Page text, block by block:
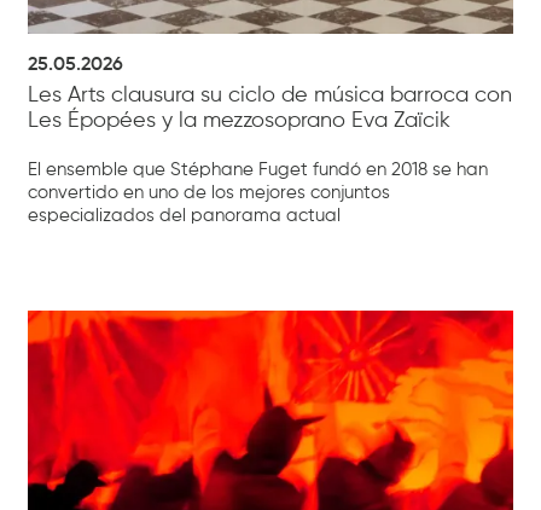
25.05.2026
Les Arts clausura su ciclo de música barroca con
Les Épopées y la mezzosoprano Eva Zaïcik
El ensemble que Stéphane Fuget fundó en 2018 se han
convertido en uno de los mejores conjuntos
especializados del panorama actual